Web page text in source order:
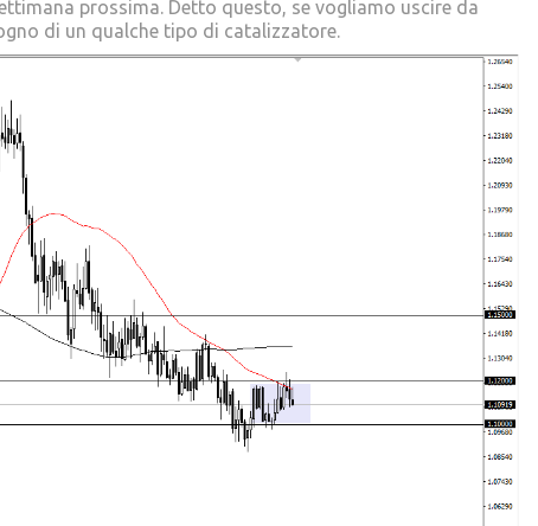
prossima. Detto questo, se vogliamo uscire da
di un qualche tipo di catalizzatore.